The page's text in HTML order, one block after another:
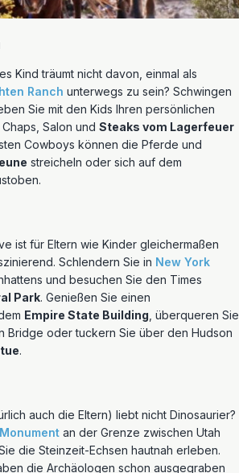
Kind träumt nicht davon, einmal als
Ranch unterwegs zu sein? Schwingen
Sie mit den Kids Ihren persönlichen
Salon und Steaks vom Lagerfeuer
Cowboys können die Pferde und
streicheln oder sich auf dem
ist für Eltern wie Kinder gleichermaßen
Schlendern Sie in New York
und besuchen Sie den Times
Park. Genießen Sie einen
Empire State Building , überqueren Sie
Bridge oder tuckern Sie über den Hudson
.
auch die Eltern) liebt nicht Dinosaurier?
an der Grenze zwischen Utah
die Steinzeit-Echsen hautnah erleben.
die Archäologen schon ausgegraben